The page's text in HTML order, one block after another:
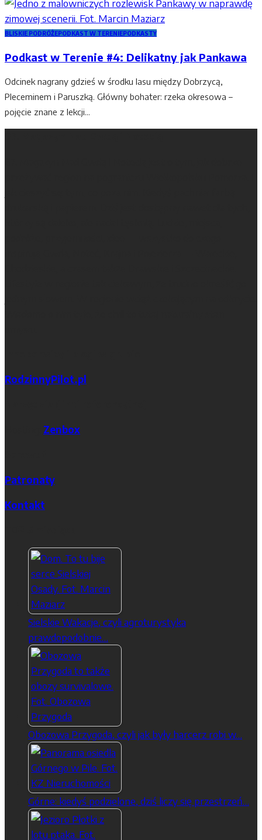
BLISKIE PODRÓŻEPODKAST W TERENIEPODKASTY
Podkast w Terenie #4: Delikatny jak Pankawa
Odcinek nagrany gdzieś w środku lasu między Dobrzycą,
Pleceminem i Paruszką. Główny bohater: rzeka okresowa –
pojęcie znane z lekcji...
RodzinnyPilot.pl
Zenbox
Patronaty
Kontakt
Sielskie Wakacje, czyli agroturystyka
prawdopodobnie…
Obozowa Przygoda, czyli jak były harcerz robi w…
Górne: kiedyś podzielone, dziś liczy się przestrzeń…